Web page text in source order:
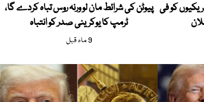
کو فی پیوٹن کی شرائط مان لو ورنہ روس تباہ کردے گا،
ٹرمپ کا یوکرینی صدر کو انتباہ
9 ماہ قبل